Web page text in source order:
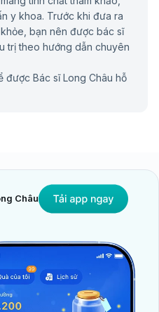
y khoa. Trước khi đưa ra
bạn nên được bác sĩ
trị theo hướng dẫn chuyên
được Bác sĩ Long Châu hỗ
Châu